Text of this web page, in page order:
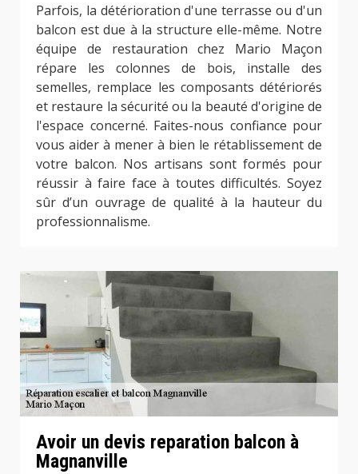
Parfois, la détérioration d'une terrasse ou d'un
balcon est due à la structure elle-même. Notre
équipe de restauration chez Mario Maçon
répare les colonnes de bois, installe des
semelles, remplace les composants détériorés
et restaure la sécurité ou la beauté d'origine de
l'espace concerné. Faites-nous confiance pour
vous aider à mener à bien le rétablissement de
votre balcon. Nos artisans sont formés pour
réussir à faire face à toutes difficultés. Soyez
sûr d’un ouvrage de qualité à la hauteur du
professionnalisme.
Avoir un devis reparation balcon à
Magnanville